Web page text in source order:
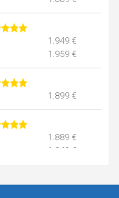
1.949 €
1.959 €
1.899 €
1.889 €
1.949 €